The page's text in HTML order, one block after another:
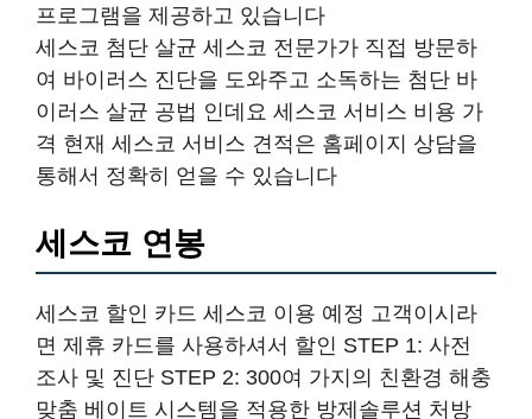
프로그램을 제공하고 있습니다
세스코 첨단 살균 세스코 전문가가 직접 방문하
여 바이러스 진단을 도와주고 소독하는 첨단 바
이러스 살균 공법 인데요 세스코 서비스 비용 가
격 현재 세스코 서비스 견적은 홈페이지 상담을
통해서 정확히 얻을 수 있습니다
세스코 연봉
세스코 할인 카드 세스코 이용 예정 고객이시라
면 제휴 카드를 사용하셔서 할인 STEP 1: 사전
조사 및 진단 STEP 2: 300여 가지의 친환경 해충
맞춤 베이트 시스템을 적용한 방제솔루션 처방